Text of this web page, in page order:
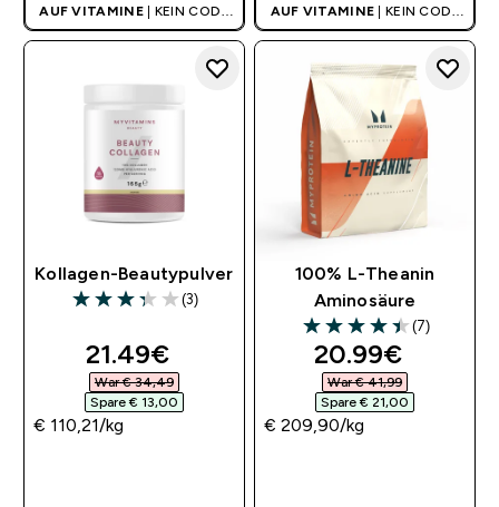
AUF VITAMINE
| KEIN CODE
BENÖTIGT
AUF VITAMINE
| KEIN CODE
BENÖTIGT
Kollagen-Beautypulver
3.33 out of 5 stars
(3)
discounted price
21.49€‎
War € 34,49‎
Spare € 13,00‎
€ 110,21‎/kg
100% L-Theanin
Aminosäure
4.43 out of 5 stars
(7)
discounted
20.99€‎
War € 41,99‎
Spare € 21,00‎
€ 209,90‎/kg